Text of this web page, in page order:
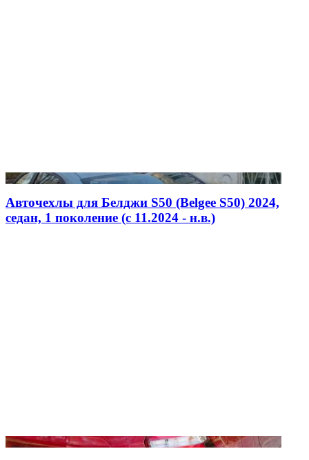
Авточехлы для Белджи S50 (Belgee S50) 2024,
седан, 1 поколение (c 11.2024 - н.в.)